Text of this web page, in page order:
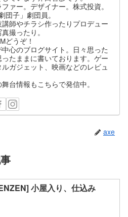
ァー。デザイナー。株式投資。
団子」劇団員。
師やチラシ作ったりプロデュー
撮ったり。
どうぞ！
心のブログサイト。日々思った
たままに書いております。ゲー
ガジェット、映画などのレビュ
台情報もこちらで発信中。
axe
小屋入り、仕込み